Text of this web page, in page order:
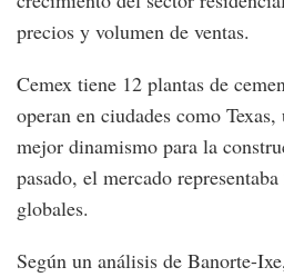
precios y volumen de ventas.
Cemex tiene 12 plantas de
operan en ciudades como
mejor dinamismo para la
pasado, el mercado
globales.
Según un análisis de Banorte-